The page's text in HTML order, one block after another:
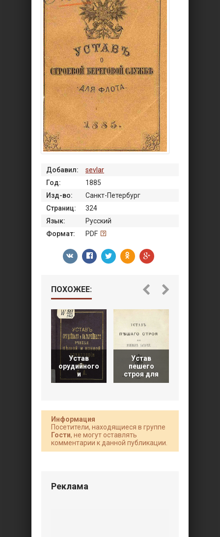
Добавил:
sevlar
Год:
1885
Изд-во:
Санкт-Петербург
Страниц:
324
Язык:
Русский
Формат:
PDF
ПОХОЖЕЕ:
Устав
орудийного
и
Устав
пешего
строя для
Информация
Посетители, находящиеся в группе
Гости, не могут оставлять
комментарии к данной публикации.
Реклама